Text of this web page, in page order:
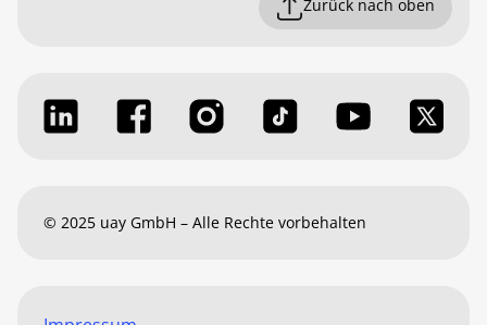
Zurück nach oben
© 2025 uay GmbH – Alle Rechte vorbehalten